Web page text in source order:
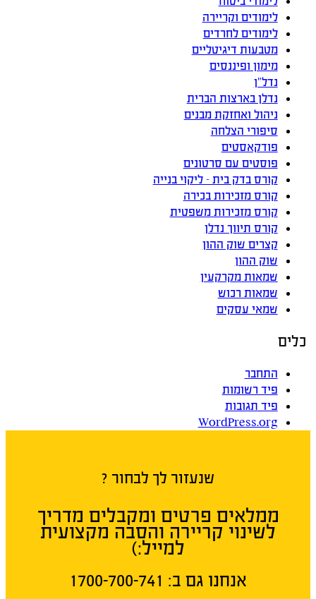
לימודים וקריירה
לימודים לחרדים
מטבעות דיגיטליים
מימון ופיננסים
נדל”ן
נדלן בארצות הברית
ניהול ואחזקת מבנים
סיפורי הצלחה
פודקאסטים
פוסטים עם סרטונים
קורס בדק בית – ליקוי בנייה
קורס מזכירות בכירה
קורס מזכירות משפטית
קורס תיווך נדלן
קצרים שוק ההון
שוק ההון
שמאות מקרקעין
שמאות רכוש
שמאי עסקים
כלים
התחבר
פיד רשומות
פיד תגובות
WordPress.org
שנעזור לך לבחור ?
ממלאים פרטים ומקבלים מדריך
לשינוי קריירה והסבה מקצועית
למייל:)
אנחנו גם ב:​ 1700-700-741